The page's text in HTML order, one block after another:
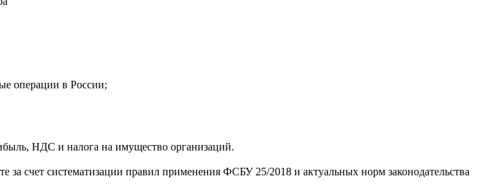
операции в России;
НДС и налога на имущество организаций.
счет систематизации правил применения ФСБУ 25/2018 и актуальных норм законодательства